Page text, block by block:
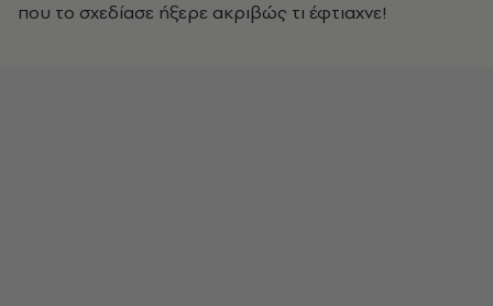
που το σχεδίασε ήξερε ακριβώς τι έφτιαχνε!